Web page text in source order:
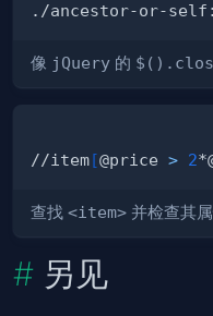
./ancestor-or-
像 jQuery 的
//item[@price > 2
查找 <item> 并检查其
另见